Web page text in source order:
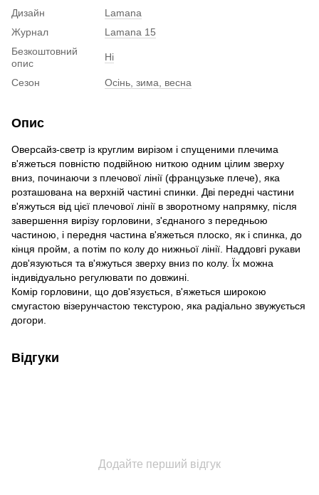
Дизайн
Lamana
Журнал
Lamana 15
Безкоштовний
опис
Ні
Сезон Осінь, зима, весна
Опис
Оверсайз-светр із круглим вирізом і спущеними плечима
в'яжеться повністю подвійною ниткою одним цілим зверху
вниз, починаючи з плечової лінії (французьке плече), яка
розташована на верхній частині спинки. Дві передні частини
в'яжуться від цієї плечової лінії в зворотному напрямку, після
завершення вирізу горловини, з'єднаного з передньою
частиною, і передня частина в'яжеться плоско, як і спинка, до
кінця пройм, а потім по колу до нижньої лінії. Наддовгі рукави
дов'язуються та в'яжуться зверху вниз по колу. Їх можна
індивідуально регулювати по довжині.
Комір горловини, що дов'язується, в'яжеться широкою
смугастою візерунчастою текстурою, яка радіально звужується
догори.
Відгуки
Додайте перший відгук